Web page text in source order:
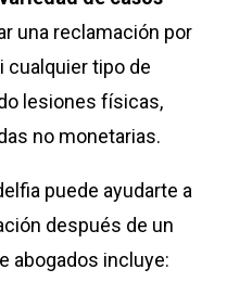
una reclamación por
cualquier tipo de
lesiones físicas,
no monetarias.
puede ayudarte a
después de un
abogados incluye: